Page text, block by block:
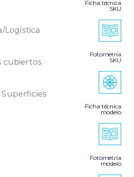
Logística
cubiertos
Superficies
Ficha técnica
SKU
Fotometría
SKU
Ficha técnica
modelo
Fotometría
modelo